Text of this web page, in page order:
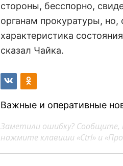
стороны, бесспорно,
органам прокуратуры,
характеристика
сказал Чайка.
Важные и оперативные
Заметили ошибку?
нажмите клавиши «Ctrl» и